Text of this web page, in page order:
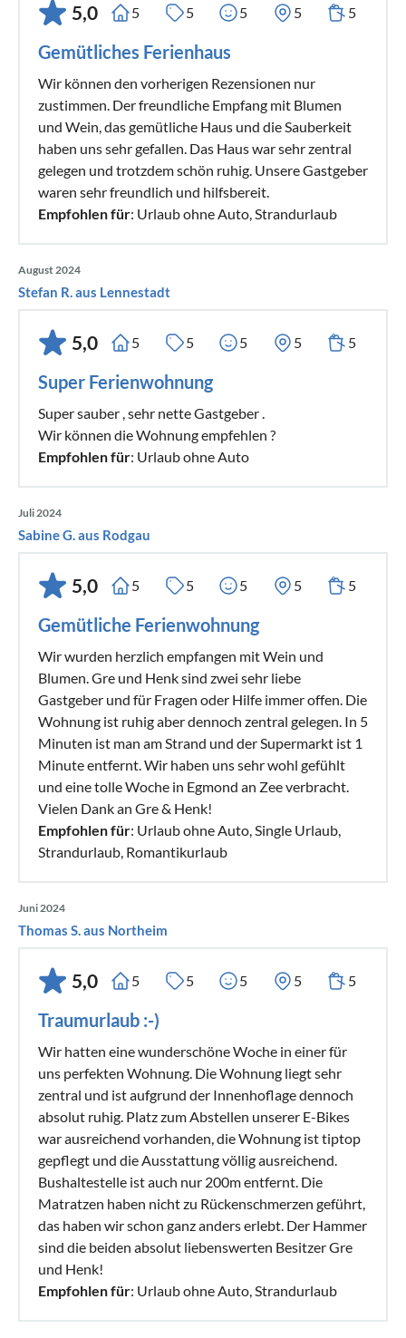
5,0 5 5 5 5 5
Gemütliches Ferienhaus
Wir können den vorherigen Rezensionen nur
zustimmen. Der freundliche Empfang mit Blumen
und Wein, das gemütliche Haus und die Sauberkeit
haben uns sehr gefallen. Das Haus war sehr zentral
gelegen und trotzdem schön ruhig. Unsere Gastgeber
waren sehr freundlich und hilfsbereit.
Empfohlen für: Urlaub ohne Auto, Strandurlaub
August 2024
Stefan R. aus Lennestadt
5,0 5 5 5 5 5
Super Ferienwohnung
Super sauber , sehr nette Gastgeber .
Wir können die Wohnung empfehlen ?
Empfohlen für: Urlaub ohne Auto
Juli 2024
Sabine G. aus Rodgau
5,0 5 5 5 5 5
Gemütliche Ferienwohnung
Wir wurden herzlich empfangen mit Wein und
Blumen. Gre und Henk sind zwei sehr liebe
Gastgeber und für Fragen oder Hilfe immer offen. Die
Wohnung ist ruhig aber dennoch zentral gelegen. In 5
Minuten ist man am Strand und der Supermarkt ist 1
Minute entfernt. Wir haben uns sehr wohl gefühlt
und eine tolle Woche in Egmond an Zee verbracht.
Vielen Dank an Gre & Henk!
Empfohlen für: Urlaub ohne Auto, Single Urlaub,
Strandurlaub, Romantikurlaub
Juni 2024
Thomas S. aus Northeim
5,0 5 5 5 5 5
Traumurlaub :-)
Wir hatten eine wunderschöne Woche in einer für
uns perfekten Wohnung. Die Wohnung liegt sehr
zentral und ist aufgrund der Innenhoflage dennoch
absolut ruhig. Platz zum Abstellen unserer E-Bikes
war ausreichend vorhanden, die Wohnung ist tiptop
gepflegt und die Ausstattung völlig ausreichend.
Bushaltestelle ist auch nur 200m entfernt. Die
Matratzen haben nicht zu Rückenschmerzen geführt,
das haben wir schon ganz anders erlebt. Der Hammer
sind die beiden absolut liebenswerten Besitzer Gre
und Henk!
Empfohlen für: Urlaub ohne Auto, Strandurlaub